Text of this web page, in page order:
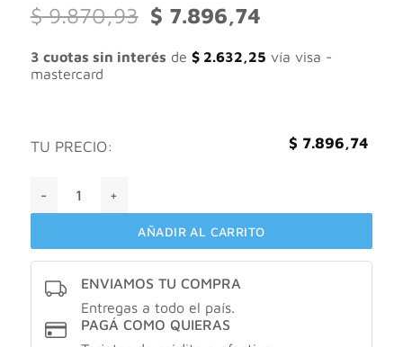
$9.870,93
El
precio
original
era:
$ 7.896,74El
es:
3 cuotas sin interés de $2.632,25 vía visa -
mastercard
TU PRECIO: $ 7.896,74
AÑADIR AL CARRITO
ENVIAMOS TU COMPRA
Entregas a todo el país.
PAGÁ COMO QUIERAS